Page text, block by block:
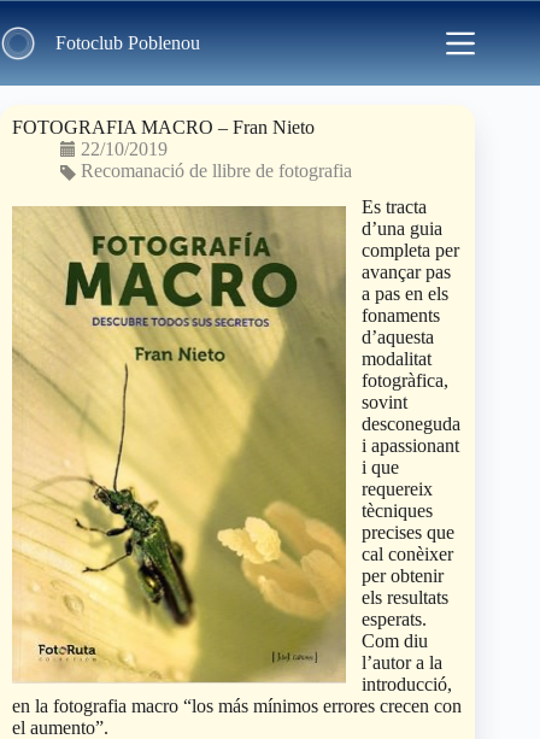
to
content Fotoclub Poblenou
FOTOGRAFIA MACRO – Fran Nieto
22/10/2019
Recomanació de llibre de fotografia
Es tracta
d’una guia
completa per
avançar pas
a pas en els
fonaments
d’aquesta
modalitat
fotogràfica,
sovint
desconeguda
i apassionant
i que
requereix
tècniques
precises que
cal conèixer
per obtenir
els resultats
esperats.
Com diu
l’autor a la
introducció,
en la fotografia macro “los más mínimos errores crecen con
el aumento”.